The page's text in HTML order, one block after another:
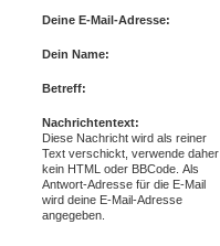
Deine E-Mail-Adresse:
Dein Name:
Betreff:
Nachrichtentext:
Diese Nachricht wird als reiner
Text verschickt, verwende daher
kein HTML oder BBCode. Als
Antwort-Adresse für die E-Mail
wird deine E-Mail-Adresse
angegeben.